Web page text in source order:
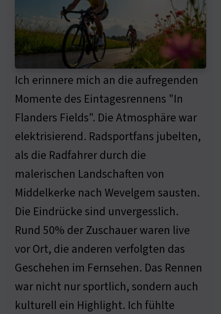
Ich erinnere mich an die aufregenden
Momente des Eintagesrennens "In
Flanders Fields". Die Atmosphäre war
elektrisierend. Radsportfans jubelten,
als die Radfahrer durch die
malerischen Landschaften von
Middelkerke nach Wevelgem sausten.
Die Eindrücke sind unvergesslich.
Rund 50% der Zuschauer waren live
vor Ort, die anderen verfolgten das
Geschehen im Fernsehen. Das Rennen
war nicht nur sportlich, sondern auch
kulturell ein Highlight. Ich fühlte